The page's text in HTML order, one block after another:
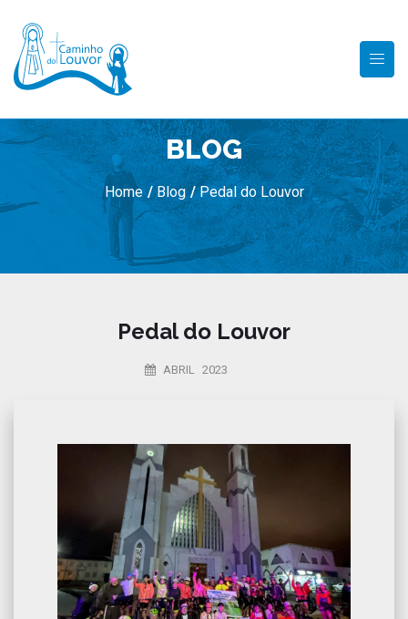
BLOG
Home /Blog /Pedal do Louvor
Pedal do Louvor
ABRIL 2023